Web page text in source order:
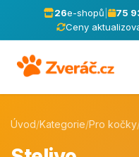
26e-shopů 75
Ceny
Úvod/Kategorie/Pro kočky